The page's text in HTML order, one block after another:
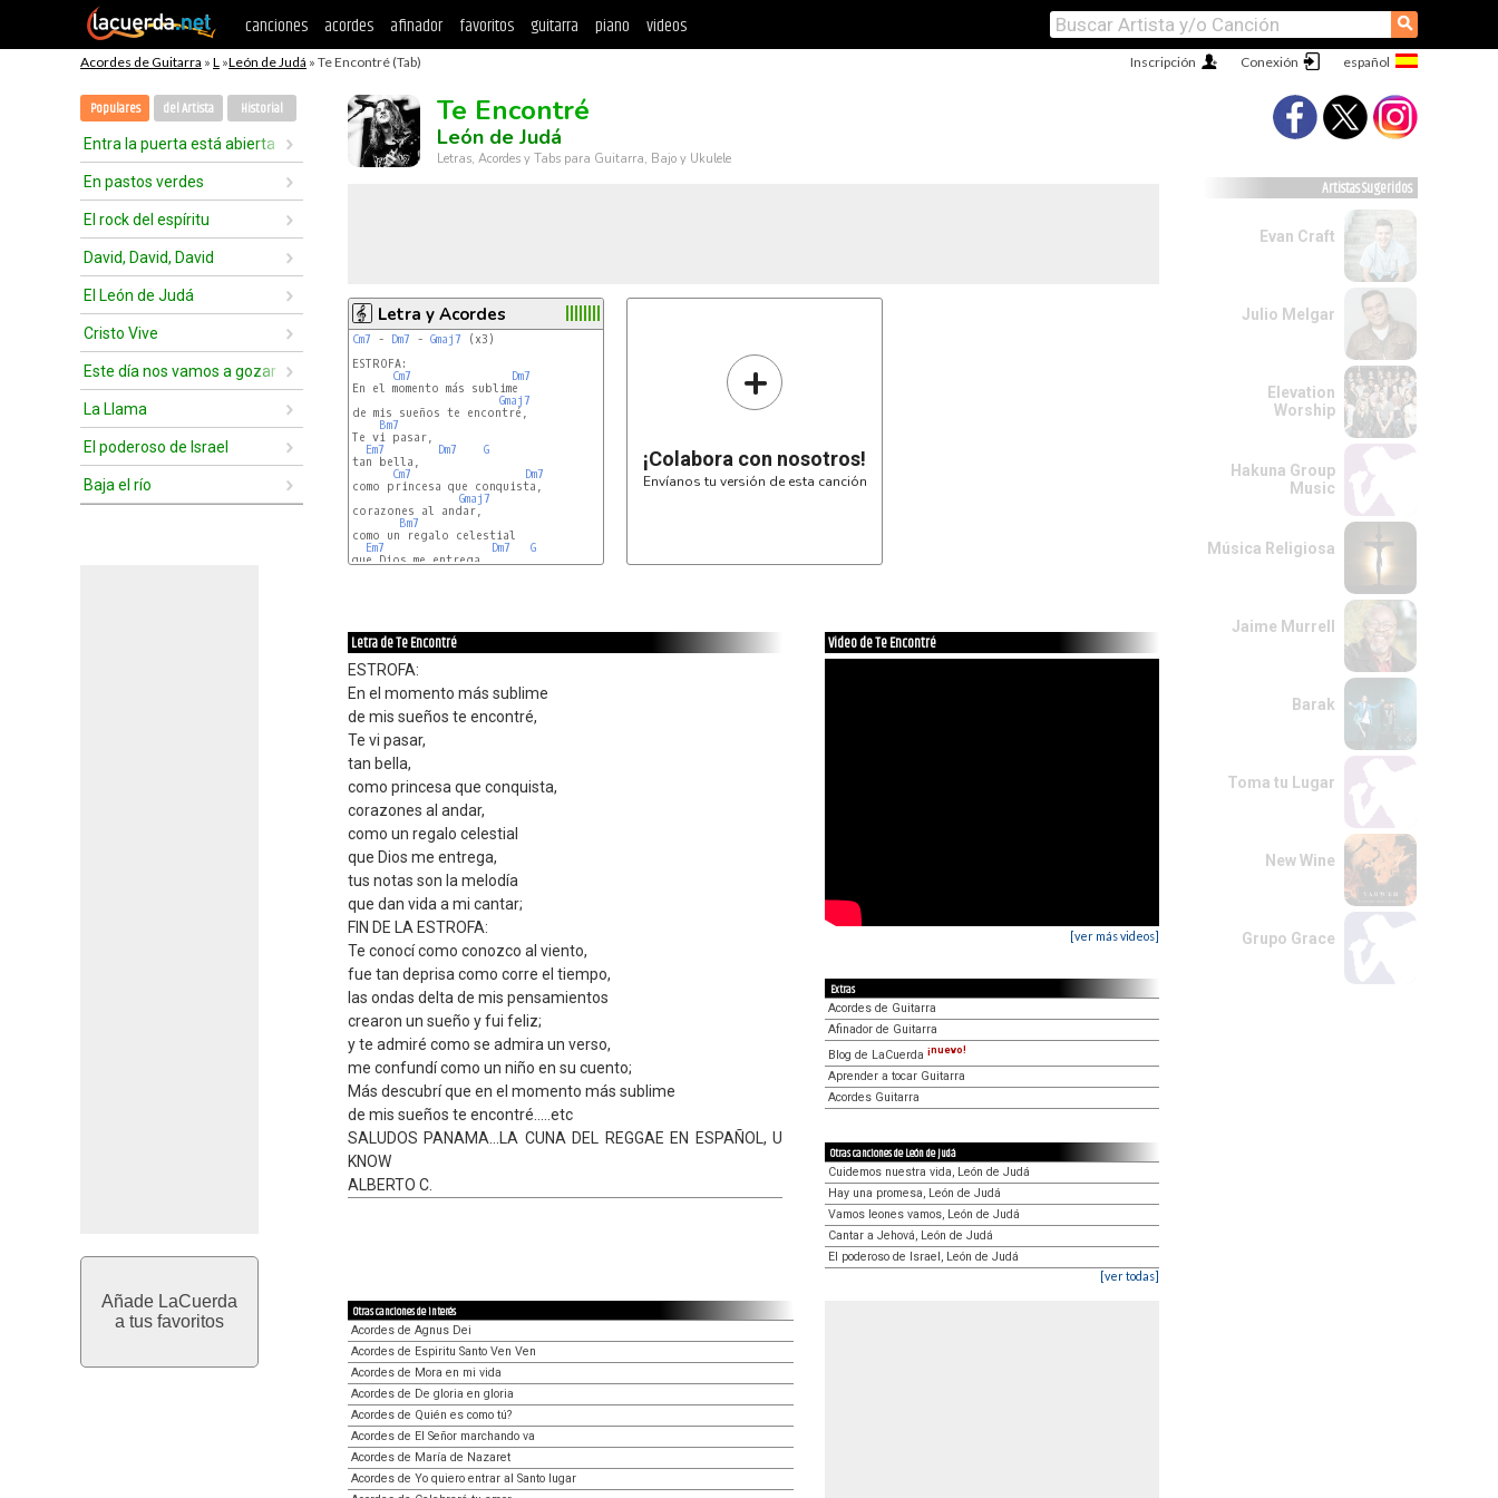
canciones acordes afinador favoritos guitarra piano videos ⚲
Acordes de Guitarra » L »León de Judá » Te Encontré (Tab) Conexión
Inscripción
Populares del Artista Historial
Entra la puerta está abierta
En pastos verdes
El rock del espíritu
David, David, David
El León de Judá
Cristo Vive
Este día nos vamos a gozar
La Llama
El poderoso de Israel
Baja el río
Añade LaCuerda
a tus favoritos
Te Encontré
León de Judá
Letras, Acordes y Tabs para Guitarra, Bajo y Ukulele
Letra y Acordes
Cm7 - Dm7 - Gmaj7 (x3)
ESTROFA:
Cm7
Dm7
En el momento más sublime
Gmaj7
de mis sueños te encontré,
Bm7
Te vi pasar,
Em7
Dm7
G
tan bella,
Cm7
Dm7
como princesa que conquista,
Gmaj7
corazones al andar,
Bm7
como un regalo celestial
Em7
Dm7
G
que Dios me entrega,
+
¡Colabora con nosotros!
Envíanos tu versión de esta canción
Letra de Te Encontré
ESTROFA:
En el momento más sublime
de mis sueños te encontré,
Te vi pasar,
tan bella,
como princesa que conquista,
corazones al andar,
como un regalo celestial
que Dios me entrega,
tus notas son la melodía
que dan vida a mi cantar;
FIN DE LA ESTROFA:
Te conocí como conozco al viento,
fue tan deprisa como corre el tiempo,
las ondas delta de mis pensamientos
crearon un sueño y fui feliz;
y te admiré como se admira un verso,
me confundí como un niño en su cuento;
Más descubrí que en el momento más sublime
de mis sueños te encontré.....etc
SALUDOS PANAMA...LA CUNA DEL REGGAE EN ESPAÑOL, U
KNOW
ALBERTO C.
Video de Te Encontré
[ver más videos]
Extras
Acordes de Guitarra
Afinador de Guitarra
Blog de LaCuerda ¡nuevo!
Aprender a tocar Guitarra
Acordes Guitarra
Otras canciones de León de Judá
Cuidemos nuestra vida, León de Judá
Hay una promesa, León de Judá
Vamos leones vamos, León de Judá
Cantar a Jehová, León de Judá
El poderoso de Israel, León de Judá
[ver todas]
Otras canciones de interés
Acordes de Agnus Dei
Acordes de Espiritu Santo Ven Ven
Acordes de Mora en mi vida
Acordes de De gloria en gloria
Acordes de Quién es como tú?
Acordes de El Señor marchando va
Acordes de María de Nazaret
Acordes de Yo quiero entrar al Santo lugar
Artistas Sugeridos
Evan Craft
Julio Melgar
Elevation
Worship
Hakuna Group
Music
Música Religiosa
Jaime Murrell
Barak
Toma tu Lugar
New Wine
Grupo Grace